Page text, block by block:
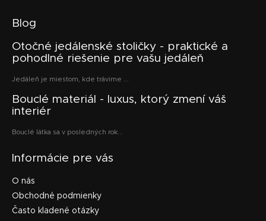
Blog
Otočné jedálenské stoličky - praktické a
pohodlné riešenie pre vašu jedáleň
Jedáleň je miestom, kde trávime ...
Bouclé materiál - luxus, ktorý zmení váš
interiér
Bouclé látka sa v posledných rok...
Informácie pre vás
O nás
Obchodné podmienky
Často kladené otázky